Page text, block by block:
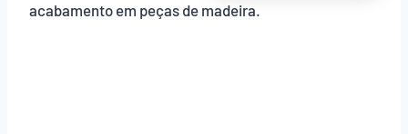
acabamento em peças de madeira.